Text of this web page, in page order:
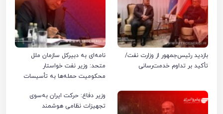
بازدید رئیس‌جمهور از وزارت نفت/
تأکید بر تداوم خدمت‌رسانی
نامه‌ای به دبیرکل سازمان ملل
متحد: وزیر نفت خواستار
محکومیت حمله‌ها به تأسیسات
وزیر دفاع: حرکت ایران به‌سوی
تجهیزات نظامی هوشمند